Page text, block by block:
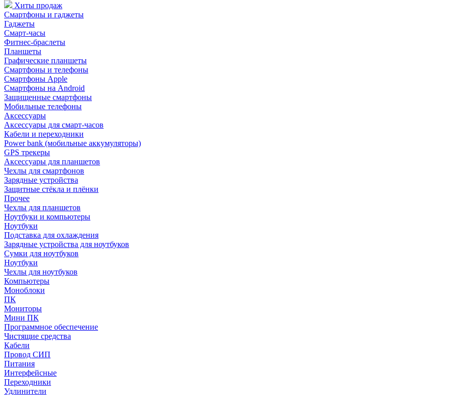
Хиты продаж
Смартфоны и гаджеты
Гаджеты
Смарт-часы
Фитнес-браслеты
Планшеты
Графические планшеты
Смартфоны и телефоны
Смартфоны Apple
Смартфоны на Android
Защищенные смартфоны
Мобильные телефоны
Аксессуары
Аксессуары для смарт-часов
Кабели и переходники
Power bank (мобильные аккумуляторы)
GPS трекеры
Аксессуары для планшетов
Чехлы для смартфонов
Зарядные устройства
Защитные стёкла и плёнки
Прочее
Чехлы для планшетов
Ноутбуки и компьютеры
Ноутбуки
Подставка для охлаждения
Зарядные устройства для ноутбуков
Сумки для ноутбуков
Ноутбуки
Чехлы для ноутбуков
Компьютеры
Моноблоки
ПК
Мониторы
Мини ПК
Программное обеспечение
Чистящие средства
Кабели
Провод СИП
Питания
Интерфейсные
Переходники
Удлинители